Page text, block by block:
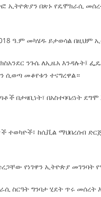
ኢትዮጵያን በጽኑ የዴሞክራሲ
ዓ.ም መካሄዱ ይታወሳል
ንጉሴ ለኢዜአ እንዳሉት፤
ሲወጣ መቆየቱን ተናግረዋል።
በታዛቢነት፣ በአስተባባሪነት
ተወካዮች፣ ከሲቪል ማህበረሰብ
የነገዋን ኢትዮጵያ መገንባት
ስርዓት ግንባታ ሂደት ጥሩ መሰረት